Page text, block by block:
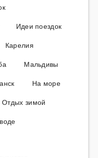
Идеи поездок
Карелия
Мальдивы
На море
Отдых зимой